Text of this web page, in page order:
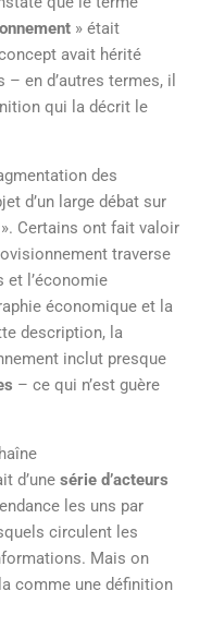
» était
avait hérité
en d’autres termes, il
qui la décrit le
des
d’un large débat sur
Certains ont fait valoir
traverse
et l’économie
économique et la
description, la
inclut presque
– ce qui n’est guère
d’une série d’acteurs
les uns par
circulent les
Mais on
comme une définition